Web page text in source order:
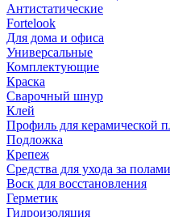
Антистатические
Fortelook
Для дома и офиса
Универсальные
Комплектующие
Краска
Сварочный шнур
Клей
Профиль для керамической
Подложка
Крепеж
Средства для ухода за полами
Воск для восстановления
Герметик
Гидроизоляция